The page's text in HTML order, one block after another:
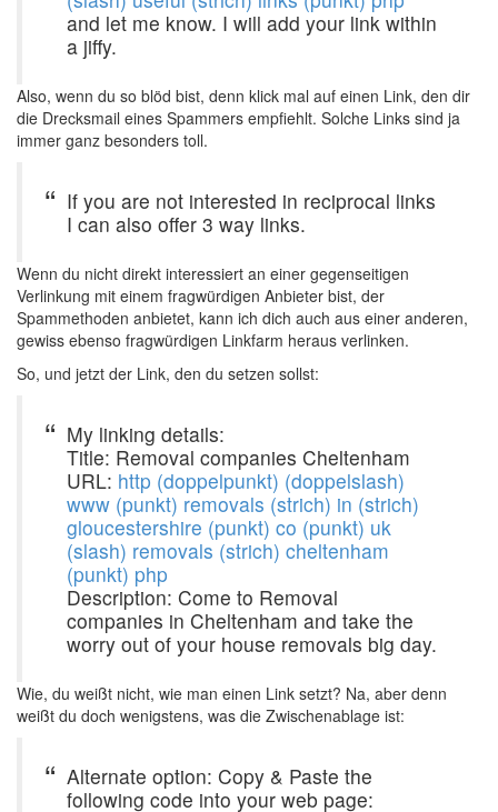
and let me know. I will add your link within
a jiffy.
Also, wenn du so blöd bist, denn klick mal auf einen Link, den dir
die Drecksmail eines Spammers empfiehlt. Solche Links sind ja
immer ganz besonders toll.
If you are not interested in reciprocal links
I can also offer 3 way links.
Wenn du nicht direkt interessiert an einer gegenseitigen
Verlinkung mit einem fragwürdigen Anbieter bist, der
Spammethoden anbietet, kann ich dich auch aus einer anderen,
gewiss ebenso fragwürdigen Linkfarm heraus verlinken.
So, und jetzt der Link, den du setzen sollst:
My linking details:
Title: Removal companies Cheltenham
URL: http (doppelpunkt) (doppelslash)
www (punkt) removals (strich) in (strich)
gloucestershire (punkt) co (punkt) uk
(slash) removals (strich) cheltenham
(punkt) php
Description: Come to Removal
companies in Cheltenham and take the
worry out of your house removals big day.
Wie, du weißt nicht, wie man einen Link setzt? Na, aber denn
weißt du doch wenigstens, was die Zwischenablage ist:
Alternate option: Copy & Paste the
following code into your web page: